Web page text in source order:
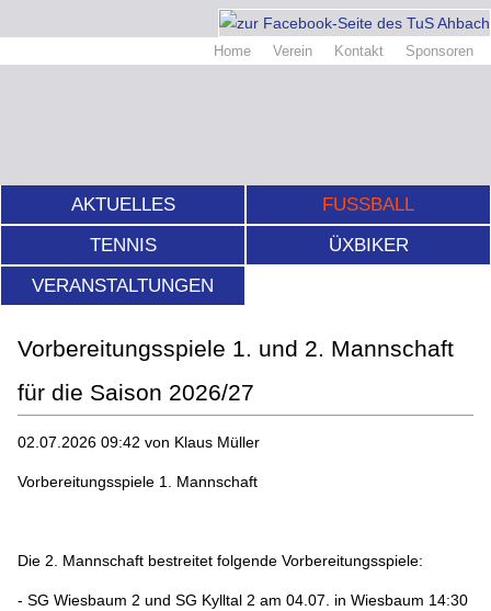
Home Verein Kontakt Sponsoren
AKTUELLES
FUSSBALL
TENNIS
ÜXBIKER
VERANSTALTUNGEN
Vorbereitungsspiele 1. und 2. Mannschaft
für die Saison 2026/27
02.07.2026 09:42 von Klaus Müller
Vorbereitungsspiele 1. Mannschaft
Die 2. Mannschaft bestreitet folgende Vorbereitungsspiele:
- SG Wiesbaum 2 und SG Kylltal 2 am 04.07. in Wiesbaum 14:30